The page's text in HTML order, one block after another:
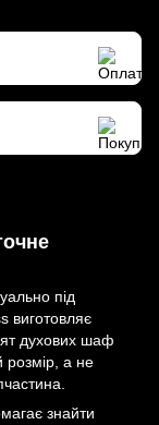
під
виготовляє
духових шаф
розмір, а не
знайти